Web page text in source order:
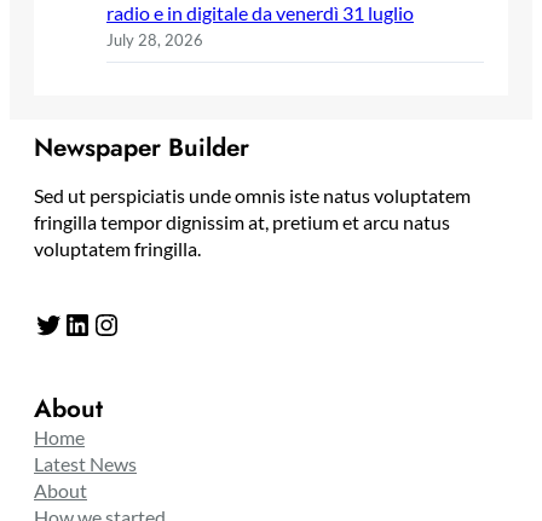
radio e in digitale da venerdì 31 luglio
July 28, 2026
Newspaper Builder
Sed ut perspiciatis unde omnis iste natus voluptatem
fringilla tempor dignissim at, pretium et arcu natus
voluptatem fringilla.
Twitter LinkedIn Instagram
About
Home
Latest News
About